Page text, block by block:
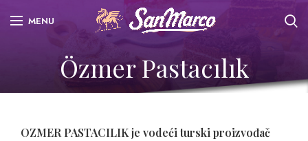
MENU
Özmer Pastacılık
OZMER PASTACILIK je vodeći turski proizvođač